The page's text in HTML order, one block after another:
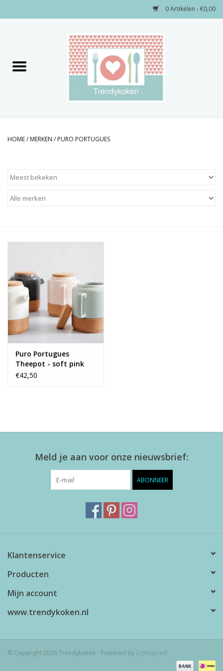
0 Artikelen - €0,00
Alles zien
NIEUW!
Sale!
Kleuren
HOME/ MERKEN / PURO PORTUGUES
Puro Portugues
Theepot - soft pink
€42,50
Meld je aan voor onze nieuwsbrief:
ABONNEER
Klantenservice
Producten
Mijn account
www.trendykoken.nl
© Copyright 2026 Trendykoken - Powered by Lightspeed